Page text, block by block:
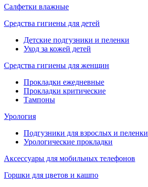
Салфетки влажные
Средства гигиены для детей
Детские подгузники и пеленки
Уход за кожей детей
Средства гигиены для женщин
Прокладки ежедневные
Прокладки критические
Тампоны
Урология
Подгузники для взрослых и пеленки
Урологические прокладки
Аксессуары для мобильных телефонов
Горшки для цветов и кашпо